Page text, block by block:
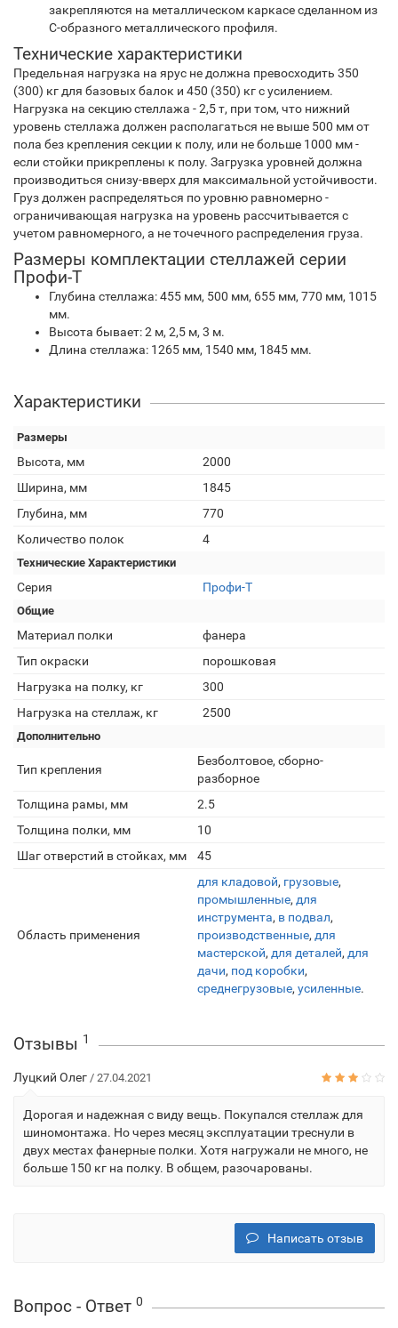
закрепляются на металлическом каркасе сделанном из
С-образного металлического профиля.
Технические характеристики
Предельная нагрузка на ярус не должна превосходить 350
(300) кг для базовых балок и 450 (350) кг с усилением.
Нагрузка на секцию стеллажа - 2,5 т, при том, что нижний
уровень стеллажа должен располагаться не выше 500 мм от
пола без крепления секции к полу, или не больше 1000 мм -
если стойки прикреплены к полу. Загрузка уровней должна
производиться снизу-вверх для максимальной устойчивости.
Груз должен распределяться по уровню равномерно -
ограничивающая нагрузка на уровень рассчитывается с
учетом равномерного, а не точечного распределения груза.
Размеры комплектации стеллажей серии
Профи-Т
Глубина стеллажа: 455 мм, 500 мм, 655 мм, 770 мм, 1015
мм.
Высота бывает: 2 м, 2,5 м, 3 м.
Длина стеллажа: 1265 мм, 1540 мм, 1845 мм.
Характеристики
Размеры
Высота, мм
2000
Ширина, мм
1845
Глубина, мм
770
Количество полок
4
Технические Характеристики
Серия Профи-Т
Общие
Материал полки
фанера
Тип окраски
порошковая
Нагрузка на полку, кг
300
Нагрузка на стеллаж, кг
2500
Дополнительно
Тип крепления
Безболтовое, сборно-
разборное
Толщина рамы, мм
2.5
Толщина полки, мм
10
Шаг отверстий в стойках, мм
45
Область применения
для кладовой, грузовые,
промышленные, для
инструмента, в подвал,
производственные, для
мастерской, для деталей, для
дачи, под коробки,
среднегрузовые, усиленные.
Отзывы 1
Луцкий Олег / 27.04.2021
Дорогая и надежная с виду вещь. Покупался стеллаж для
шиномонтажа. Но через месяц эксплуатации треснули в
двух местах фанерные полки. Хотя нагружали не много, не
больше 150 кг на полку. В общем, разочарованы.
Написать отзыв
Вопрос - Ответ 0